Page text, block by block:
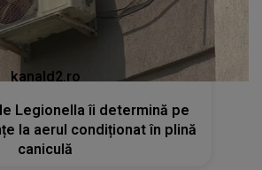
kanald2.ro
Legionella îi determină pe
la aerul condiționat în plină
caniculă